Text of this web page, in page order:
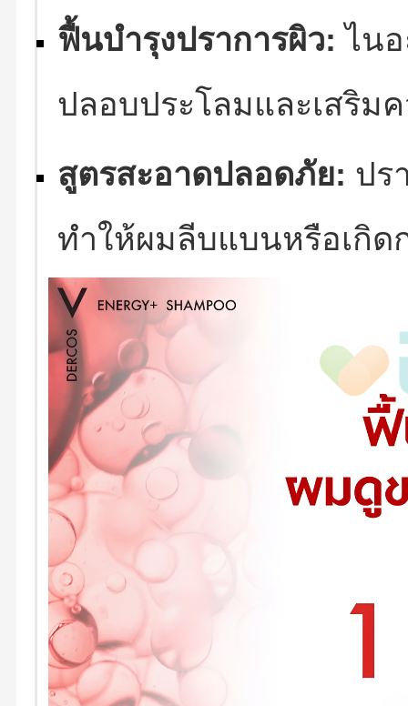
ฟื้นบำรุงปราการผิว: ไน
ปลอบประโลมและเสริม
สูตรสะอาดปลอดภัย: ปร
ทำให้ผมลีบแบนหรือเกิด